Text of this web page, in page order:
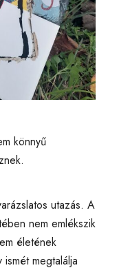
könnyű
utazás. A
nem emlékszik
életének
megtalálja